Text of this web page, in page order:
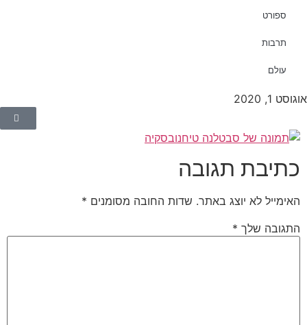
ספורט
תרבות
עולם
1, 2020
כתיבת תגובה
האימייל לא יוצג באתר. שדות החובה מסומנים*
התגובה שלך*